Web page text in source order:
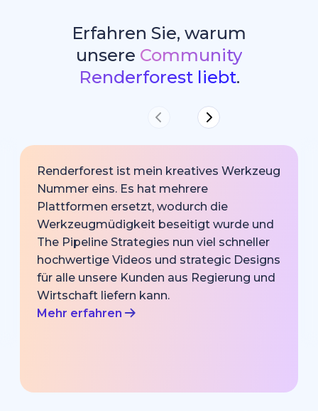
Erfahren Sie, warum
unsere Community
Renderforest liebt.
Renderforest ist mein kreatives Werkzeug
Nummer eins. Es hat mehrere
Plattformen ersetzt, wodurch die
Werkzeugmüdigkeit beseitigt wurde und
The Pipeline Strategies nun viel schneller
hochwertige Videos und strategic Designs
für alle unsere Kunden aus Regierung und
Wirtschaft liefern kann.
Mehr erfahren